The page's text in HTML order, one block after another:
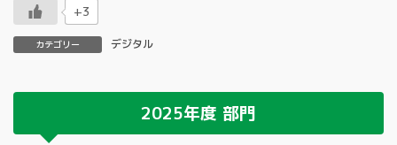
+3
カテゴリー デジタル
2025年度 部門